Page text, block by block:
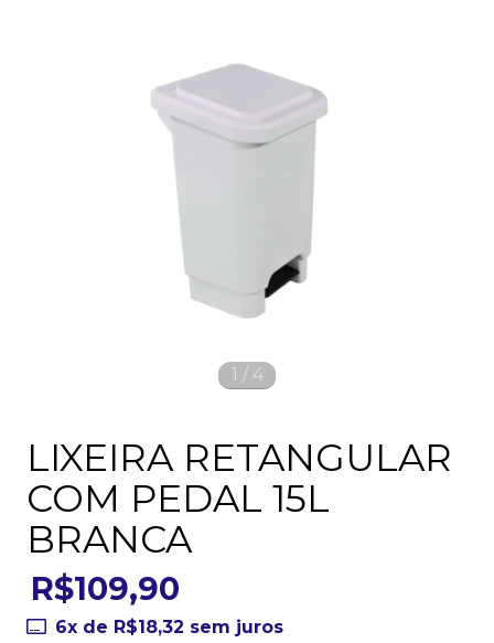
1 / 4
LIXEIRA RETANGULAR
COM PEDAL 15L
BRANCA
R$109,90
6x de R$18,32 sem juros